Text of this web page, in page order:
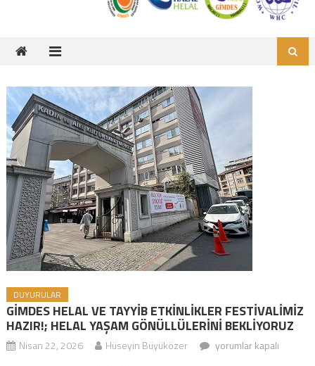
DUYURULAR
GİMDES HELAL VE TAYYİB ETKİNLİKLER FESTİVALİMİZ
HAZIR!; HELAL YAŞAM GÖNÜLLÜLERİNİ BEKLİYORUZ
Nisan 22, 2026 Hüseyin Büyüközer
GİMDES HELAL VE
yorumlar kapalı